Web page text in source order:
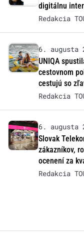
digitálnu
Redakcia
6. augusta
UNIQA
cestovnom
cestujú so
Redakcia
6. augusta
Slovak
zákazníkov,
ocenení za
Redakcia